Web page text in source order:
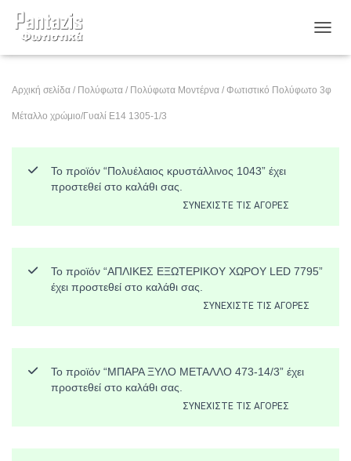
Αρχική σελίδα / Πολύφωτα / Πολύφωτα Μοντέρνα / Φωτιστικό Πολύφωτο 3φ
Μέταλλο χρώμιο/Γυαλί Ε14 1305-1/3
Το προϊόν “Πολυέλαιος κρυστάλλινος 1043” έχει
προστεθεί στο καλάθι σας.
ΣΥΝΕΧΊΣΤΕ ΤΙΣ ΑΓΟΡΈΣ
Το προϊόν “ΑΠΛΙΚΕΣ ΕΞΩΤΕΡΙΚΟΥ ΧΩΡΟΥ LED 7795”
έχει προστεθεί στο καλάθι σας.
ΣΥΝΕΧΊΣΤΕ ΤΙΣ ΑΓΟΡΈΣ
Το προϊόν “ΜΠΑΡΑ ΞΥΛΟ ΜΕΤΑΛΛΟ 473-14/3” έχει
προστεθεί στο καλάθι σας.
ΣΥΝΕΧΊΣΤΕ ΤΙΣ ΑΓΟΡΈΣ